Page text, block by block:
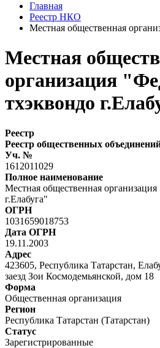
Главная
Реестр НКО
Местная общественная
Местная
организация
тхэквондо
Реестр
Реестр общественных
Уч. №
1612011029
Полное наименование
Местная общественная
г.Елабуга"
ОГРН
1031659018753
Дата ОГРН
19.11.2003
Адрес
423605, Республика Татарстан,
заезд Зои Космодемьянской, дом 18
Форма
Общественная организация
Регион
Республика Татарстан (Татарстан)
Статус
Зарегистрированные